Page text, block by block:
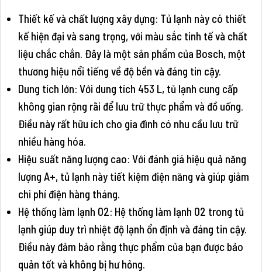
Thiết kế và chất lượng xây dựng: Tủ lạnh này có thiết
kế hiện đại và sang trọng, với màu sắc tinh tế và chất
liệu chắc chắn. Đây là một sản phẩm của Bosch, một
thương hiệu nổi tiếng về độ bền và đáng tin cậy.
Dung tích lớn: Với dung tích 453 L, tủ lạnh cung cấp
không gian rộng rãi để lưu trữ thực phẩm và đồ uống.
Điều này rất hữu ích cho gia đình có nhu cầu lưu trữ
nhiều hàng hóa.
Hiệu suất năng lượng cao: Với đánh giá hiệu quả năng
lượng A+, tủ lạnh này tiết kiệm điện năng và giúp giảm
chi phí điện hàng tháng.
Hệ thống làm lạnh 02: Hệ thống làm lạnh 02 trong tủ
lạnh giúp duy trì nhiệt độ lạnh ổn định và đáng tin cậy.
Điều này đảm bảo rằng thực phẩm của bạn được bảo
quản tốt và không bị hư hỏng.